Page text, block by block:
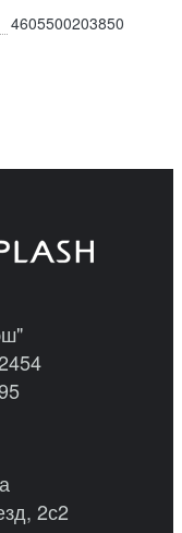
4605500203850
2с2